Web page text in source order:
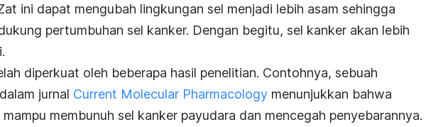
ini dapat mengubah lingkungan sel menjadi lebih asam sehingga
pertumbuhan sel kanker. Dengan begitu, sel kanker akan lebih
diperkuat oleh beberapa hasil penelitian. Contohnya, sebuah
jurnal Current Molecular Pharmacology menunjukkan bahwa
membunuh sel kanker payudara dan mencegah penyebarannya.